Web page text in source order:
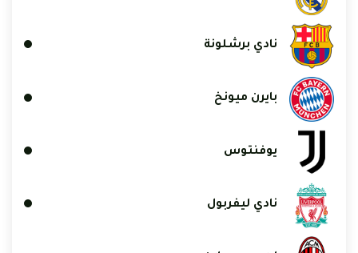
نادي برشلونة
بايرن ميونخ
يوفنتوس
نادي ليفربول